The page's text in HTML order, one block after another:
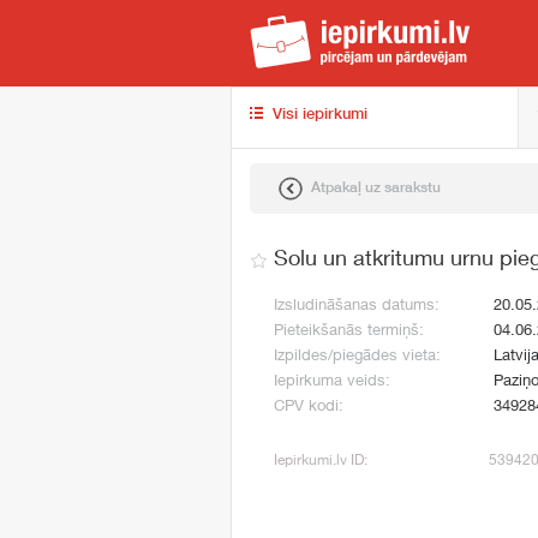
Visi iepirkumi
Atpakaļ uz sarakstu
Solu un atkritumu urnu
Izsludināšanas datums:
Pieteikšanās termiņš:
Izpildes/piegādes vieta:
Iepirkuma veids:
CPV kodi:
Iepirkumi.lv ID: